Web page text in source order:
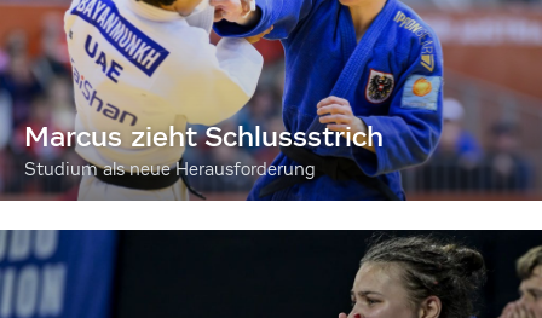
Marcus zieht Schlussstrich
Studium als neue Herausforderung